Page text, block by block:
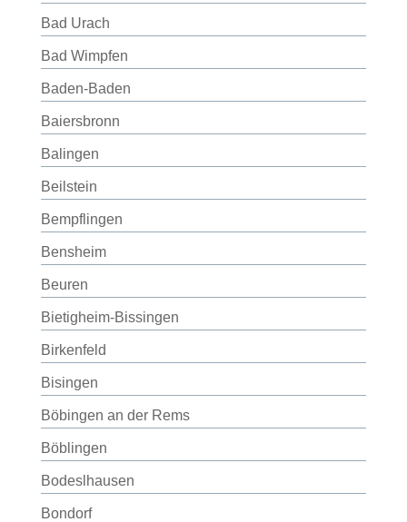
Bad Urach
Bad Wimpfen
Baden-Baden
Baiersbronn
Balingen
Beilstein
Bempflingen
Bensheim
Beuren
Bietigheim-Bissingen
Birkenfeld
Bisingen
Böbingen an der Rems
Böblingen
Bodeslhausen
Bondorf